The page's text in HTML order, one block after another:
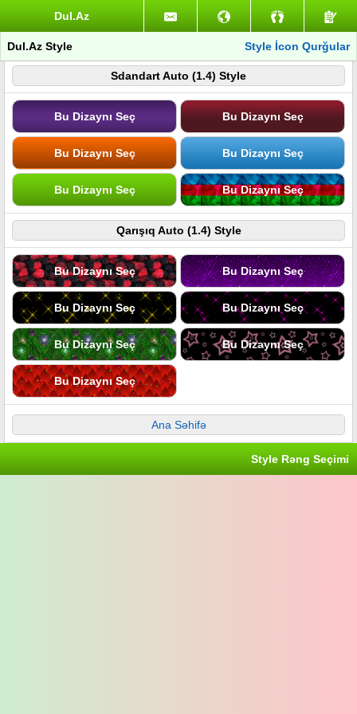
Dul.Az
Dul.Az Style Style İcon Qurğular
Sdandart Auto (1.4) Style
Bu Dizaynı Seç Bu Dizaynı Seç
Bu Dizaynı Seç Bu Dizaynı Seç
Bu Dizaynı Seç Bu Dizaynı Seç
Qarışıq Auto (1.4) Style
Bu Dizaynı Seç Bu Dizaynı Seç
Bu Dizaynı Seç Bu Dizaynı Seç
Bu Dizaynı Seç Bu Dizaynı Seç
Bu Dizaynı Seç
Ana Səhifə
Style Rəng Seçimi